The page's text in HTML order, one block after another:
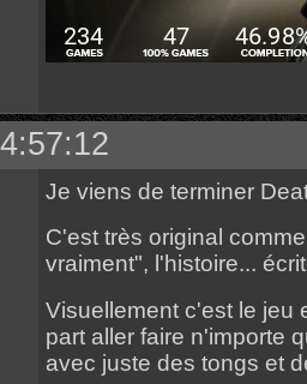
Je viens de terminer
C'est très original
vraiment", l'histoire...
Visuellement c'est le jeu
part aller faire n'importe
avec juste des tongs et